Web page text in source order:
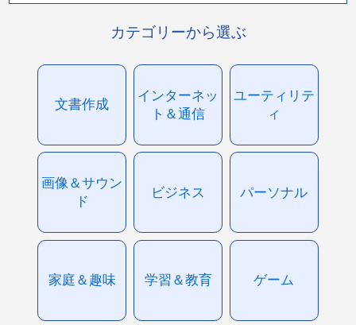
カテゴリーから選ぶ
文書作成
インターネッ
ト＆通信
ユーティリテ
ィ
画像＆サウン
ド
ビジネス パーソナル
家庭＆趣味 学習＆教育 ゲーム